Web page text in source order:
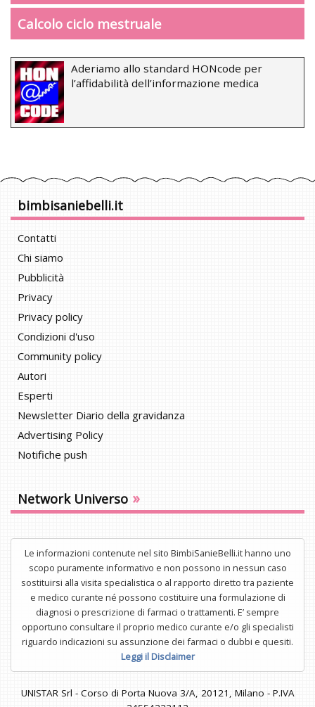
Calcolo ciclo mestruale
Aderiamo allo standard HONcode per
l’affidabilità dell’informazione medica
bimbisaniebelli.it
Contatti
Chi siamo
Pubblicità
Privacy
Privacy policy
Condizioni d'uso
Community policy
Autori
Esperti
Newsletter Diario della gravidanza
Advertising Policy
Notifiche push
Network Universo »
Le informazioni contenute nel sito BimbiSanieBelli.it hanno uno
scopo puramente informativo e non possono in nessun caso
sostituirsi alla visita specialistica o al rapporto diretto tra paziente
e medico curante né possono costituire una formulazione di
diagnosi o prescrizione di farmaci o trattamenti. E’ sempre
opportuno consultare il proprio medico curante e/o gli specialisti
riguardo indicazioni su assunzione dei farmaci o dubbi e quesiti.
Leggi il Disclaimer
UNISTAR Srl - Corso di Porta Nuova 3/A, 20121, Milano - P.IVA